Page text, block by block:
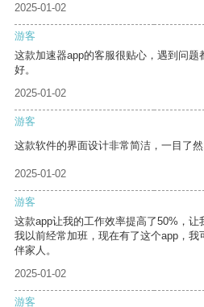
2025-01-02
游客
这款加速器app的客服很贴心，遇到问题
好。
2025-01-02
游客
这款软件的界面设计非常简洁，一目了然
2025-01-02
游客
这款app让我的工作效率提高了50%，让
我以前经常加班，现在有了这个app，
伴家人。
2025-01-02
游客